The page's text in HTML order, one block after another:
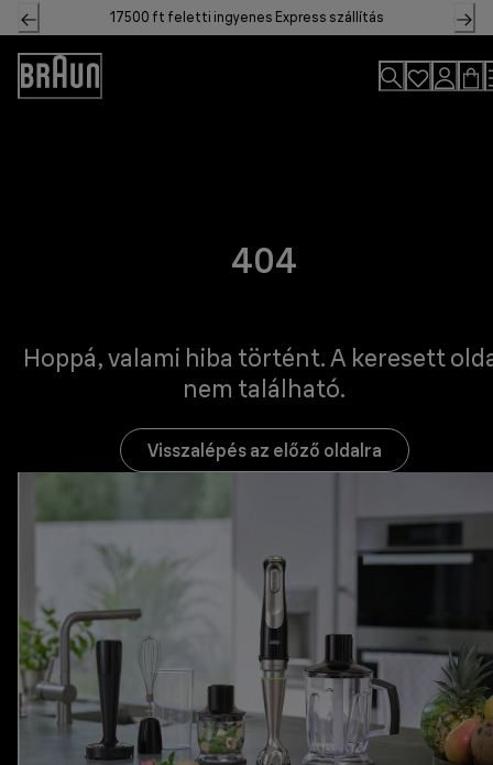
Skip
to
Content
17500 ft feletti ingyenes Express szállítás
Accessibility
404
Hoppá, valami hiba történt. A keresett
nem található.
Visszalépés az előző oldalra